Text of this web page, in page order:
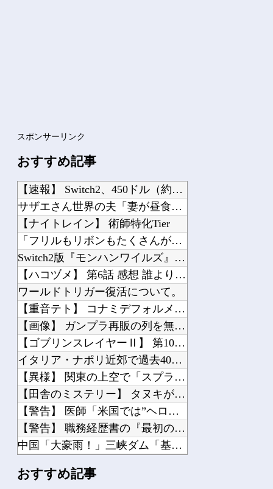
スポンサーリンク
おすすめ記事
【速報】 Switch2、450ドル（約70000円）ｗｗｗｗｗｗｗｗ
サザエさん世界の夫「妻が昼食代500円しかくれない…この弁当屋、500円で売って...
【ナイトレイン】 術師特化Tier
「フリルもリボンもたくさんがいいのよね、ふふっ♪」対魔忍RPG・新イベント『バニ...
Switch2版『モンハンワイルズ』の動作環境が判明！
【ハコヅメ】 第6話 感想 誰よりも早く！【～交番女子の逆襲～】
ワールドトリガー復活について。
【重音テト】 コナミデフォルメフィギュア「重音テト 通常衣装Ver.」「重音テト...
【画像】 ガンプラ再販の列を無視して開店ダッシュした客の末路…
【ゴブリンスレイヤーⅡ】 第10話 感想 家出少女と駆除業者
イタリア・ナポリ近郊で過去40年で最大規模の地震「M4.7」の揺れを観測
【異様】 関東の上空で「スプライト」という発光現象が観測される！多くの人が地上か...
【田舎のミステリー】 タヌキが人間に化ける説、これ多分マジ
【警告】 医師「米国では”ヘロインと同じくらいヤバい薬”が日本では平気で処方され...
【警告】 職務経歴書の『最初の5行に書くべきこと』がこれ
中国「大豪雨！」三峡ダム「基礎部分破損」中国「全力放流！」台風13号「中国上陸予...
おすすめ記事